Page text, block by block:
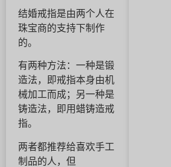
结婚戒指是由两个人在
珠宝商的支持下制作
的。
有两种方法：一种是锻
造法，即戒指本身由机
械加工而成；另一种是
铸造法，即用蜡铸造戒
指。
两者都推荐给喜欢手工
制品的人，但